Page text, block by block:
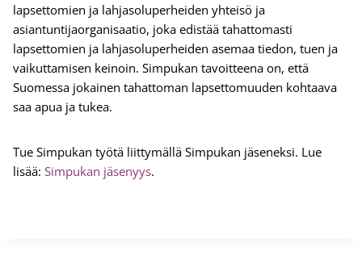
lapsettomien ja lahjasoluperheiden yhteisö ja
asiantuntijaorganisaatio, joka edistää tahattomasti
lapsettomien ja lahjasoluperheiden asemaa tiedon, tuen ja
vaikuttamisen keinoin. Simpukan tavoitteena on, että
Suomessa jokainen tahattoman lapsettomuuden kohtaava
saa apua ja tukea.
Tue Simpukan työtä liittymällä Simpukan jäseneksi. Lue
lisää: Simpukan jäsenyys.